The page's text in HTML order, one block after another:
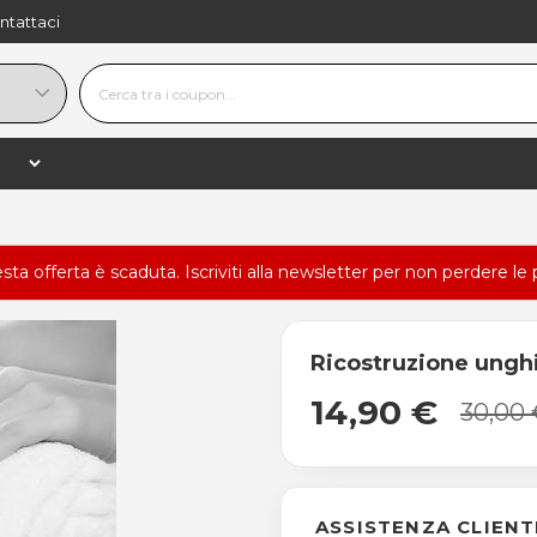
offerta è scaduta. Iscriviti alla newsletter per non perdere le
Ricostruzione
14,90 € 30,00
ASSISTENZA